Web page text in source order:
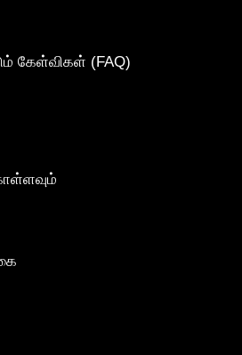
கேள்விகள் (FAQ)